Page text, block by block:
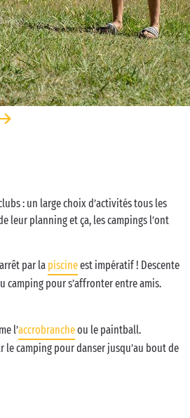
: un large choix d’activités tous les
leur planning et ça, les campings l’ont
par la piscineest impératif ! Descente
camping pour s’affronter entre amis.
l’accrobrancheou le paintball.
le camping pour danser jusqu’au bout de